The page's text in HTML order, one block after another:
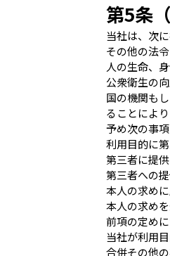
第5条
当社は、次
その他の法
人の生命、
公衆衛生の
国の機関も
ることによ
予め次の事
利用目的に
第三者に提
第三者への
本人の求め
本人の求め
前項の定め
当社が利用
合併その他